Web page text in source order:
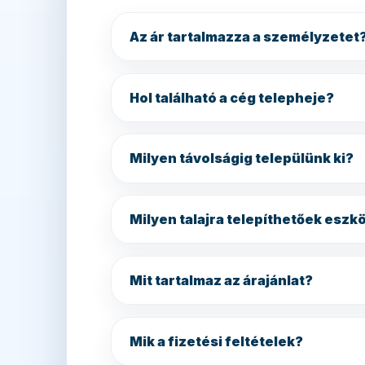
Az ár tartalmazza a
Hol található a cég telepheje?
Milyen távolságig települünk ki?
Milyen talajra telepíthetőek
Mit tartalmaz az árajánlat?
Mik a fizetési feltételek?